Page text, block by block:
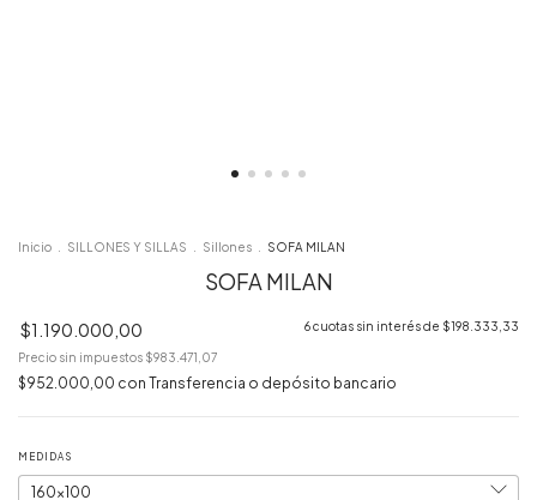
Inicio . SILLONES Y SILLAS . Sillones . SOFA MILAN
SOFA MILAN
$1.190.000,00 6cuotas sin interés de $198.333,33
Precio sin impuestos $983.471,07
$952.000,00 con Transferencia o depósito bancario
MEDIDAS